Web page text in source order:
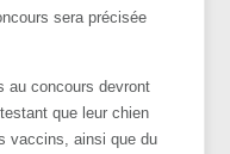
sera précisée
au concours devront
que leur chien
vaccins, ainsi que du